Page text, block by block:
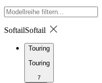
SoftailSoftail
Touring
Touring
7